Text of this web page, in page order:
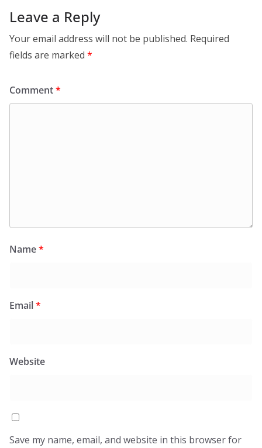
Leave a Reply
Your email address will not be published. Required
fields are marked *
Comment*
Name*
Email*
Website
Save my name, email, and website in this browser for